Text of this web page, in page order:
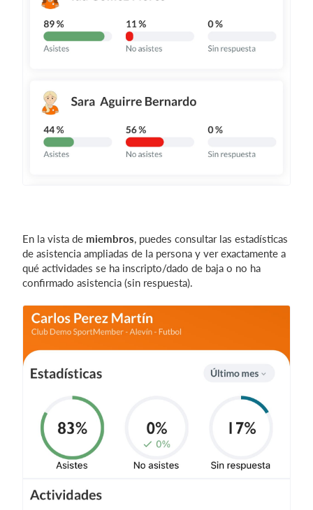
En la vista de miembros, puedes consultar las estadísticas
de asistencia ampliadas de la persona y ver exactamente a
qué actividades se ha inscripto/dado de baja o no ha
confirmado asistencia (sin respuesta).